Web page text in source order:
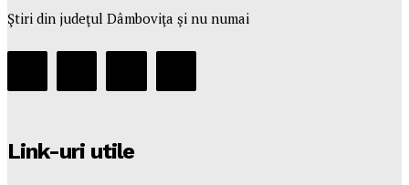
Ştiri din judeţul Dâmboviţa şi nu numai
Link-uri utile